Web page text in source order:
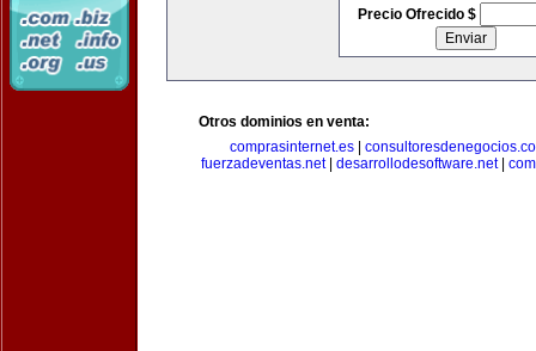
Precio Ofrecido $
Otros dominios en venta:
comprasinternet.es|
fuerzadeventas.net| desarrollodesoftware.net|